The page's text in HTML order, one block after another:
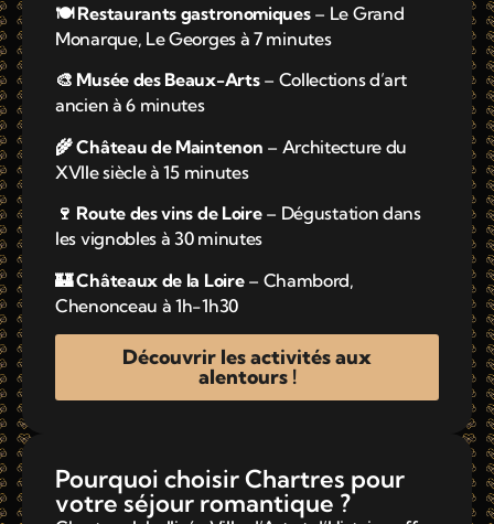
🍽️ Restaurants gastronomiques– Le Grand
Monarque, Le Georges à 7 minutes
🎨 Musée des Beaux-Arts– Collections d’art
ancien à 6 minutes
🌾 Château de Maintenon – Architecture du
XVIIe siècle à 15 minutes
🍷 Route des vins de Loire– Dégustation dans
les vignobles à 30 minutes
🏰 Châteaux de la Loire– Chambord,
Chenonceau à 1h-1h30
Découvrir les activités aux
alentours !
Pourquoi choisir Chartres pour
votre séjour romantique ?